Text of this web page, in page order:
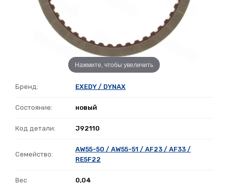
Нажмите, чтобы увеличить
Бренд: EXEDY / DYNAX
Состояние: новый
Код детали: J92110
Семейство:
AW55-50 / AW55-51 / AF23 / AF33 /
RE5F22
Вес 0,04